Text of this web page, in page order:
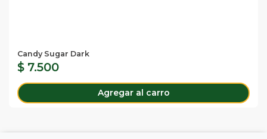
Candy Sugar Dark
$ 7.500
Agregar al carro